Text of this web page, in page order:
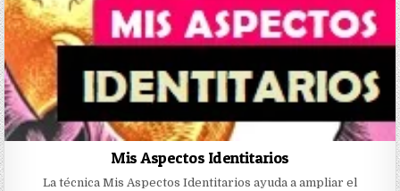
Mis Aspectos Identitarios
La técnica Mis Aspectos Identitarios ayuda a ampliar el